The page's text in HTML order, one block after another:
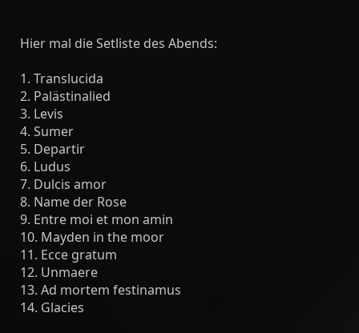
Hier mal die Setliste des Abends:
1. Translucida
2. Palästinalied
3. Levis
4. Sumer
5. Departir
6. Ludus
7. Dulcis amor
8. Name der Rose
9. Entre moi et mon amin
10. Mayden in the moor
11. Ecce gratum
12. Unmaere
13. Ad mortem festinamus
14. Glacies